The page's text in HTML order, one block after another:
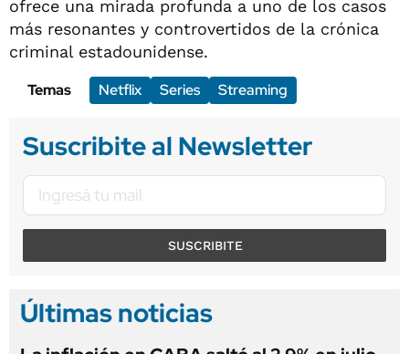
ofrece una mirada profunda a uno de los casos
más resonantes y controvertidos de la crónica
criminal estadounidense.
Temas
Netflix Series Streaming
Suscribite al Newsletter
SUSCRIBITE
Últimas noticias